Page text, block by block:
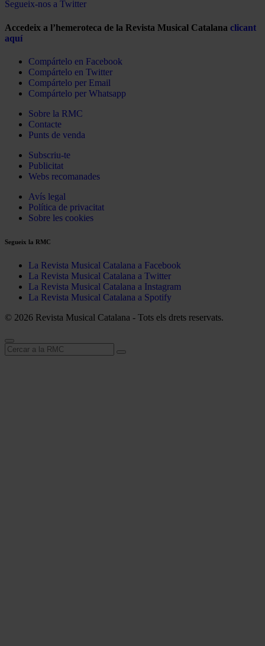
Segueix-nos a Twitter
Accedeix a l’hemeroteca de la Revista Musical Catalana clicant
aquí
Compártelo en Facebook
Compártelo en Twitter
Compártelo per Email
Compártelo per Whatsapp
Sobre la RMC
Contacte
Punts de venda
Subscriu-te
Publicitat
Webs recomanades
Avís legal
Política de privacitat
Sobre les cookies
Segueix la RMC
La Revista Musical Catalana a Facebook
La Revista Musical Catalana a Twitter
La Revista Musical Catalana a Instagram
La Revista Musical Catalana a Spotify
© 2026 Revista Musical Catalana - Tots els drets reservats.
Cerca